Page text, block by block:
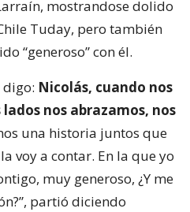
mostrandose dolido
Tuday, pero también
“generoso” con él.
digo: Nicolás, cuando nos
nos abrazamos, nos
una historia juntos que
voy a contar. En la que yo
muy generoso, ¿Y me
partió diciendo